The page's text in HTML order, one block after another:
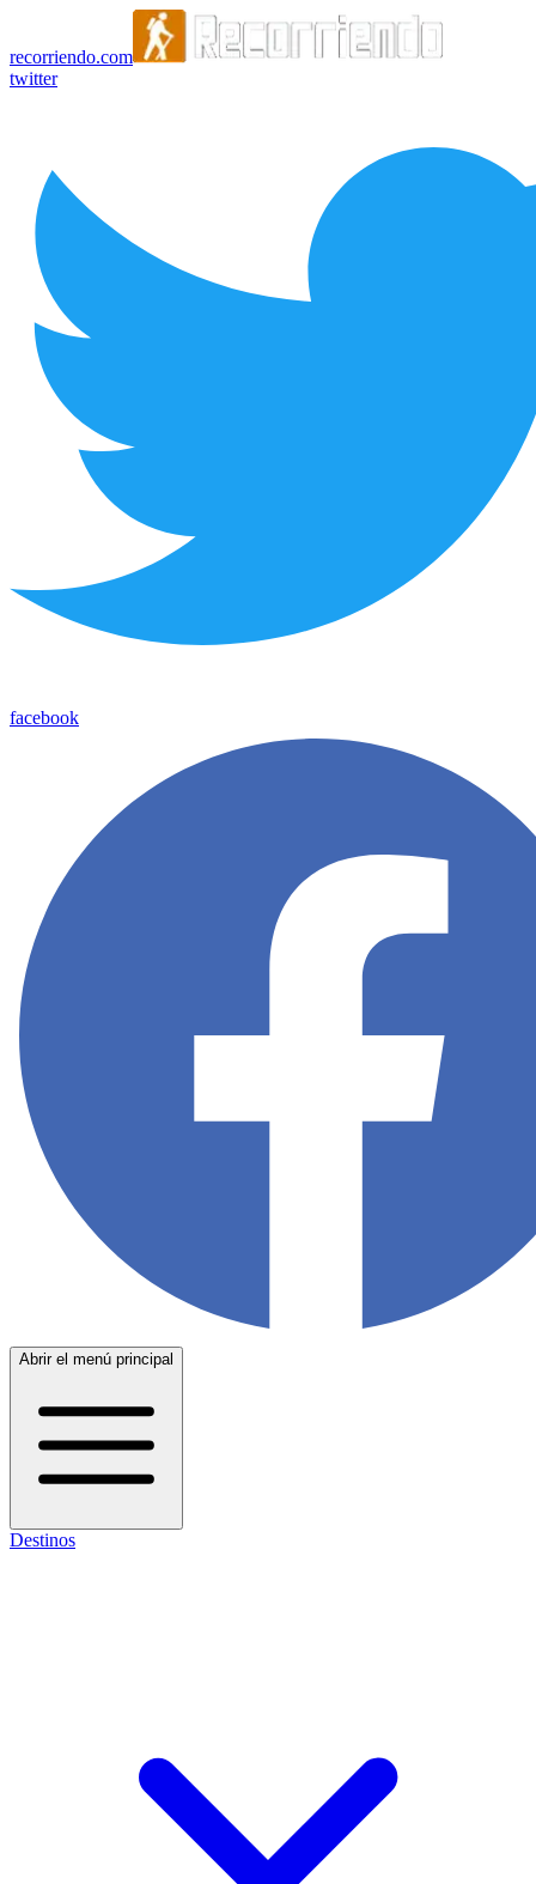
recorriendo.com
twitter
facebook
Abrir el menú principal
Destinos